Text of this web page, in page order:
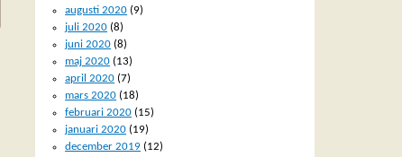
augusti 2020 (9)
juli 2020 (8)
juni 2020 (8)
maj 2020 (13)
april 2020 (7)
mars 2020 (18)
februari 2020 (15)
januari 2020 (19)
december 2019 (12)